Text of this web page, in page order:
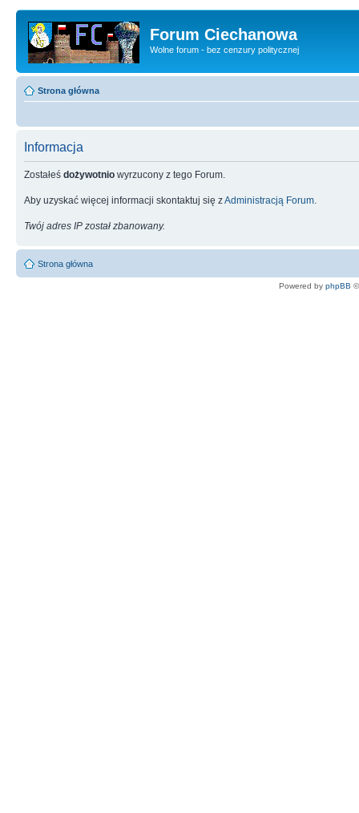
Forum Ciechanowa
Wolne forum - bez cenzury politycznej
Strona główna
Informacja
Zostałeś dożywotnio wyrzucony z tego Forum.
Aby uzyskać więcej informacji skontaktuj się zAdministracją Forum
Twój adres IP został zbanowany.
Strona główna
Powered by phpBB